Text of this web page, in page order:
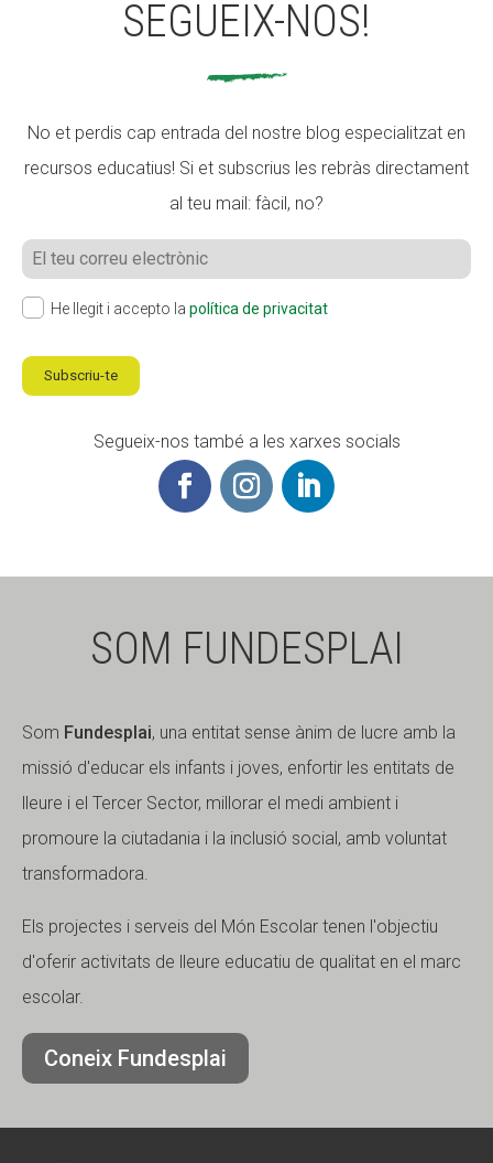
SEGUEIX-NOS!
No et perdis cap entrada del nostre blog especialitzat en
recursos educatius! Si et subscrius les rebràs directament
al teu mail: fàcil, no?
He llegit i accepto la política de privacitat
Subscriu-te
Segueix-nos també a les xarxes socials
SOM FUNDESPLAI
Som Fundesplai, una entitat sense ànim de lucre amb la
missió d'educar els infants i joves, enfortir les entitats de
lleure i el Tercer Sector, millorar el medi ambient i
promoure la ciutadania i la inclusió social, amb voluntat
transformadora.
Els projectes i serveis del Món Escolar tenen l'objectiu
d'oferir activitats de lleure educatiu de qualitat en el marc
escolar.
Coneix Fundesplai